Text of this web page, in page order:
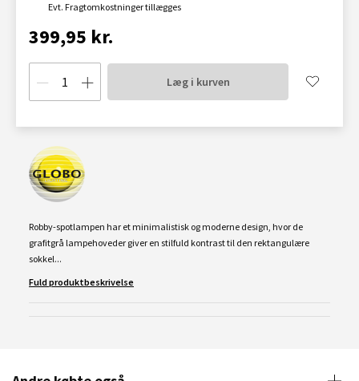
Evt. Fragtomkostninger tillægges
399,95 kr.
Læg i kurven
Robby-spotlampen har et minimalistisk og moderne design, hvor de
grafitgrå lampehoveder giver en stilfuld kontrast til den rektangulære
sokkel...
Fuld produktbeskrivelse